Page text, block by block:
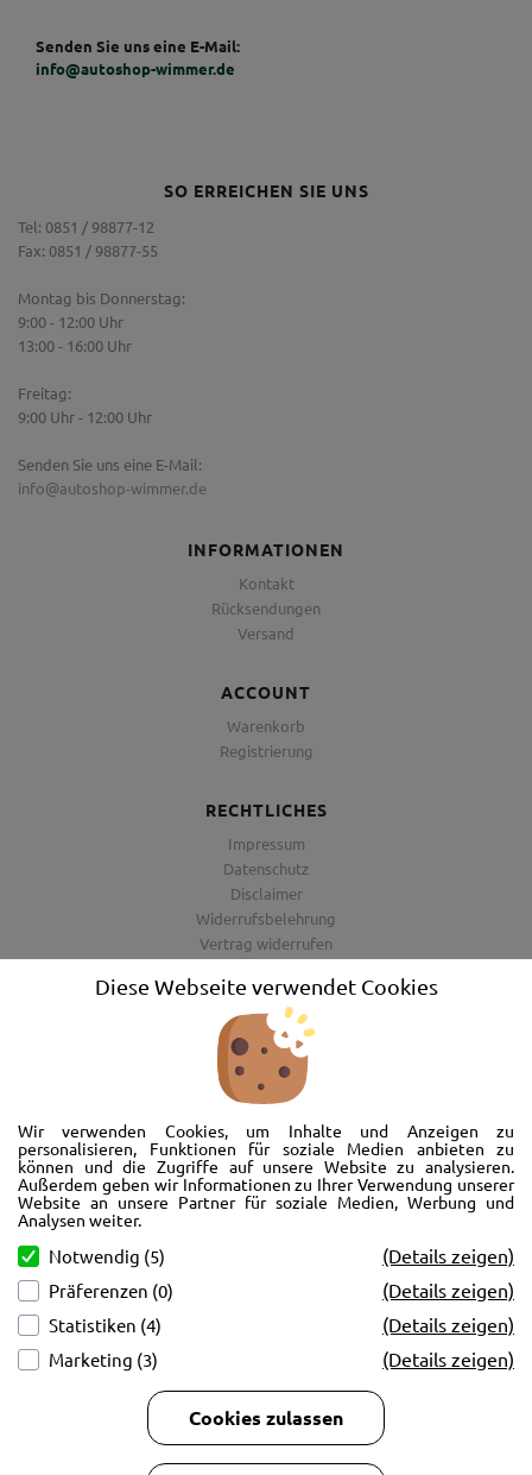
Diese Webseite verwendet Cookies
Wir verwenden Cookies, um Inhalte und Anzeigen zu
personalisieren, Funktionen für soziale Medien anbieten zu
können und die Zugriffe auf unsere Website zu analysieren.
Außerdem geben wir Informationen zu Ihrer Verwendung unserer
Website an unsere Partner für soziale Medien, Werbung und
Analysen weiter.
Notwendig (5) (Details zeigen)
Präferenzen (0) (Details zeigen)
Statistiken (4) (Details zeigen)
Marketing (3) (Details zeigen)
Cookies zulassen
Senden Sie uns eine E-Mail:
info@autoshop-wimmer.de
SO ERREICHEN SIE UNS
Tel: 0851 / 98877-12
Fax: 0851 / 98877-55
Montag bis Donnerstag:
9:00 - 12:00 Uhr
13:00 - 16:00 Uhr
Freitag:
9:00 Uhr - 12:00 Uhr
Senden Sie uns eine E-Mail:
info@autoshop-wimmer.de
INFORMATIONEN
Kontakt
Rücksendungen
Versand
ACCOUNT
Warenkorb
Registrierung
RECHTLICHES
Impressum
Datenschutz
Disclaimer
Widerrufsbelehrung
Vertrag widerrufen
Barrierefreiheitserklärung
Wir freuen uns, Sie im AutoShop Wimmer in Passau zu begrüßen. Wir
bieten Ihnen Kompletträder und Reifen für die Automarken Ford, Land
Rover, Range Rover, Volvo, Peugeot, Jaguar und Citroen. Hier in Passau
schlägt unser Herz rund um’s Auto. Wir bieten Ihnen Beratung,
Werkstatt, Service und natürlich Verkauf. Wollen Sie erstmal in Ruhe
von der Couch aus unsere Räder und Merchandise Artikel durchstöbern
und Ihre neuen Räder betrachten? Oder doch lieber eine Volvo Jacke
kaufen? Von Ford bis Volvo, wir bieten Ihnen tolle Fotos mit allen Infos
und schnellen Kontakt zum AutoShop Wimmer. Schreiben Sie eine Mail,
AutoCenter Wimmer GmbH & Co KG.